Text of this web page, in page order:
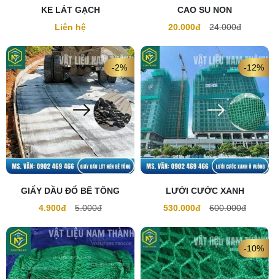
KE LÁT GẠCH
Liên hệ
CAO SU NON
20.000đ
24.000đ
GIẤY DẦU ĐỔ BÊ TÔNG
4.900đ
5.000đ
-2%
LƯỚI CƯỚC XANH
530.000đ
600.000đ
-12%
-10%